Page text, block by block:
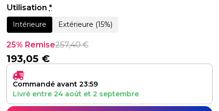
Utilisation *
Intérieure Extérieure (15%)
25% Remise257,40€
193,05 €
Commandé avant 23:59
Livré entre 24 août et 2 septembre